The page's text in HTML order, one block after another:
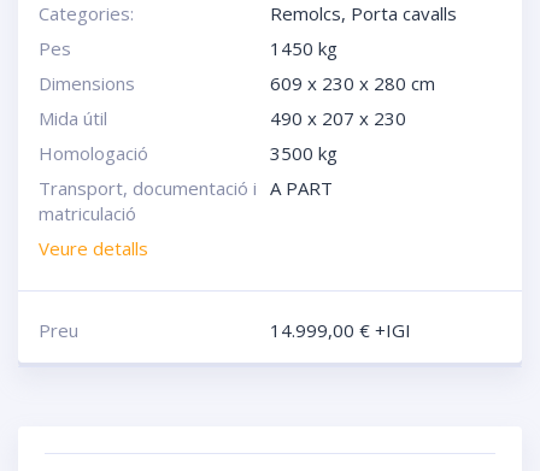
Categories:
Remolcs, Porta cavalls
Pes
1450 kg
Dimensions
609 x 230 x 280 cm
Mida útil
490 x 207 x 230
Homologació
3500 kg
Transport, documentació i
matriculació
A PART
Veure detalls
Preu 14.999,00 € +IGI